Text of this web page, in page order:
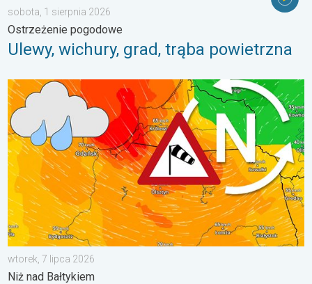
sobota, 1 sierpnia 2026
Ostrzeżenie pogodowe
Ulewy, wichury, grad, trąba powietrzna
Sztorm, ochłodzenie, wysokie fale, cofka. Niż nad Bałtykiem.
wtorek, 7 lipca 2026
Niż nad Bałtykiem